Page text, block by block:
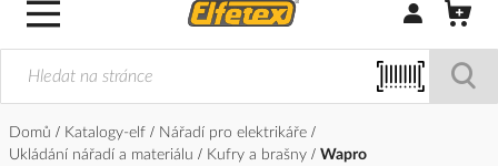
Přihlásit/
Domů Katalogy-elf
Nářadí pro elektrikáře
Ukládání nářadí a materiálu
Kufry a brašny Wapro